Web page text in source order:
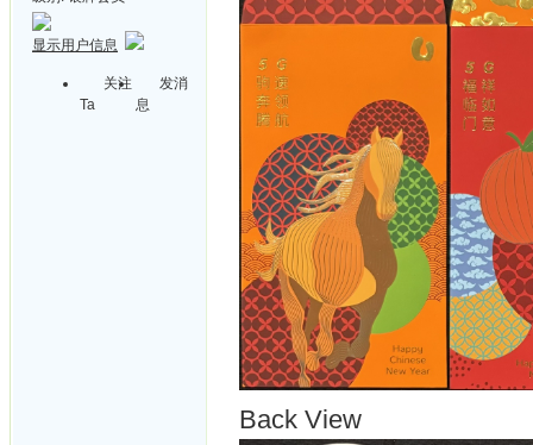
显示用户信息
关注
Ta
发消
息
Back View